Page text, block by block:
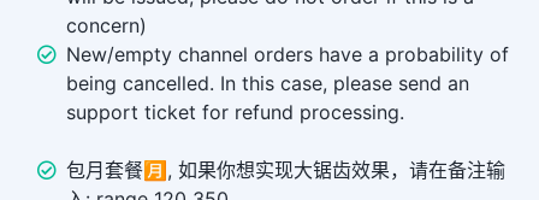
concern)
New/empty channel orders have a probability of
being cancelled. In this case, please send an
support ticket for refund processing.
包月套餐🈷️, 如果你想实现大锯齿效果，请在备注输